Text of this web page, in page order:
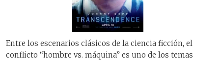
Entre los escenarios clásicos de la ciencia ficción, el
conflicto “hombre vs. máquina” es uno de los temas